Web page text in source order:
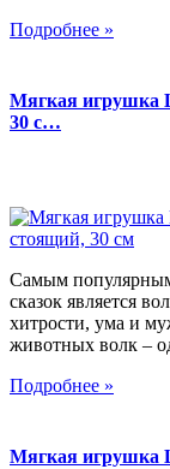
Подробнее »
Мягкая игрушка
30 с…
Самым
сказок является
хитрости, ума и
животных волк –
Подробнее »
Мягкая игрушка